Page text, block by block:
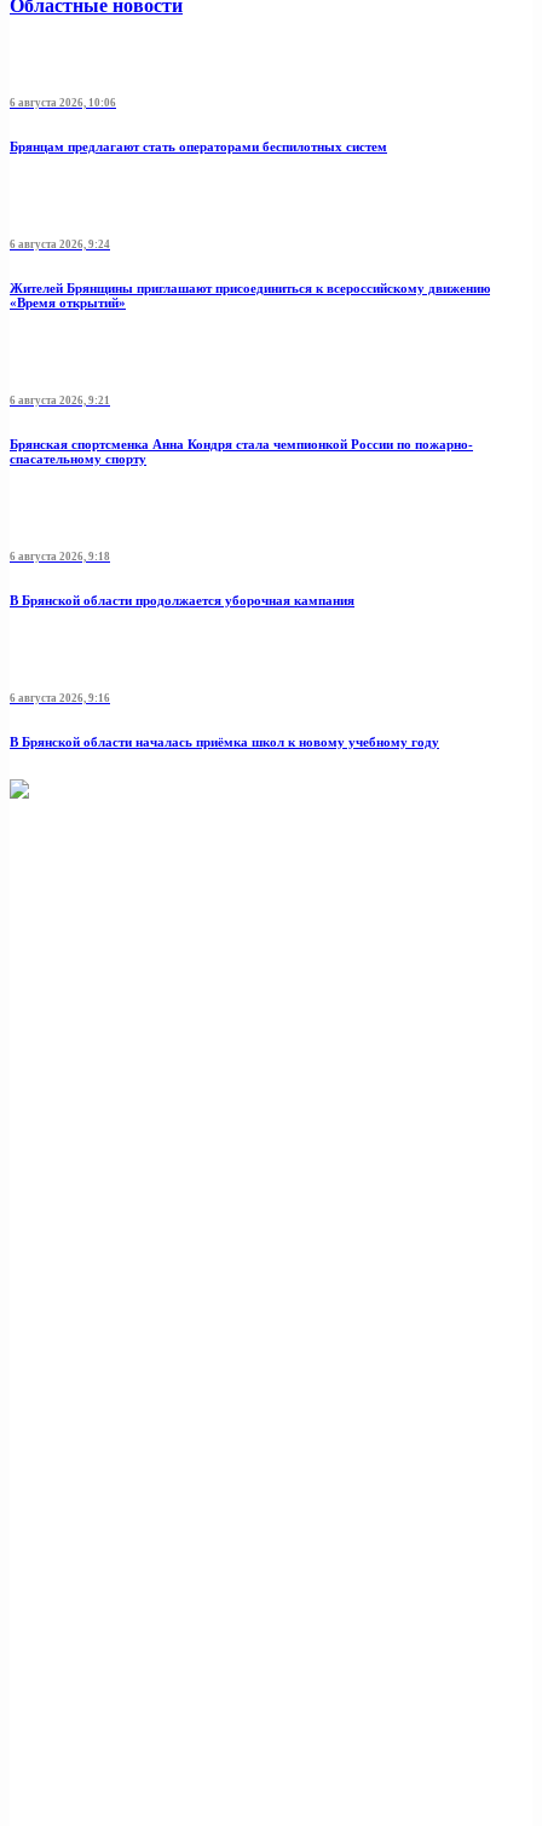
Областные новости
6 августа 2026, 10:06
Брянцам предлагают стать оперaторами бeспилотных систeм
6 августа 2026, 9:24
Жителей Брянщины приглашают присоединиться к всероссийскому движению
«Время открытий»
6 августа 2026, 9:21
Брянская спортсменка Анна Кондря стала чемпионкой России по пожарно-
спасательному спорту
6 августа 2026, 9:18
В Брянской области продолжается уборочная кампания
6 августа 2026, 9:16
В Брянской области началась приёмка школ к новому учебному году